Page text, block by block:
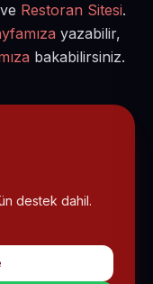
ve Restoran Sitesi.
yazabilir,
bakabilirsiniz.
destek dahil.